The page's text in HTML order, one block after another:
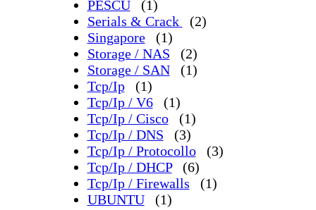
PESCU
(1)
Serials & Crack
(2)
Singapore
(1)
Storage / NAS
(2)
Storage / SAN
(1)
Tcp/Ip
(1)
Tcp/Ip / V6
(1)
Tcp/Ip / Cisco
(1)
Tcp/Ip / DNS
(3)
Tcp/Ip / Protocollo
(3)
Tcp/Ip / DHCP
(6)
Tcp/Ip / Firewalls
(1)
UBUNTU
(1)